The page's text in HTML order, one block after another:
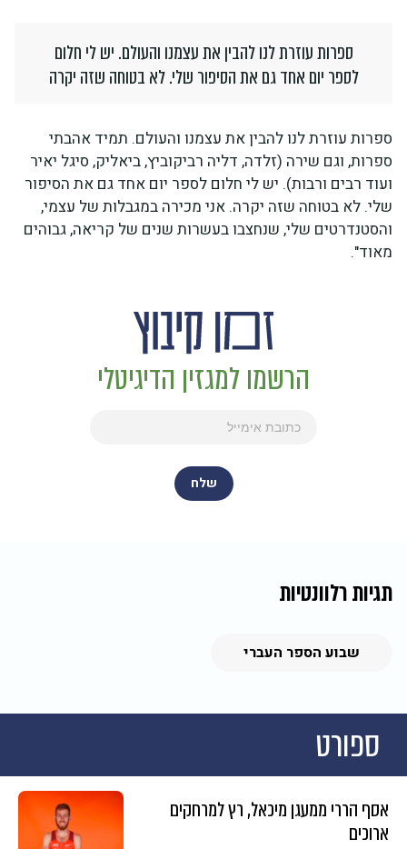
ספרות עוזרת לנו להבין את עצמנו והעולם. יש לי חלום
לספר יום אחד גם את הסיפור שלי. לא בטוחה שזה יקרה
ספרות עוזרת לנו להבין את עצמנו והעולם. תמיד אהבתי
ספרות, וגם שירה (זלדה, דליה רביקוביץ, ביאליק, סיגל יאיר
ועוד רבים ורבות). יש לי חלום לספר יום אחד גם את הסיפור
שלי. לא בטוחה שזה יקרה. אני מכירה במגבלות של עצמי,
והסטנדרטים שלי, שנחצבו בעשרות שנים של קריאה, גבוהים
מאוד".
הרשמו למגזין הדיגיטלי
תגיות רלוונטיות
שבוע הספר העברי
ספורט
אסף הררי ממעגן מיכאל, רץ למרחקים
ארוכים